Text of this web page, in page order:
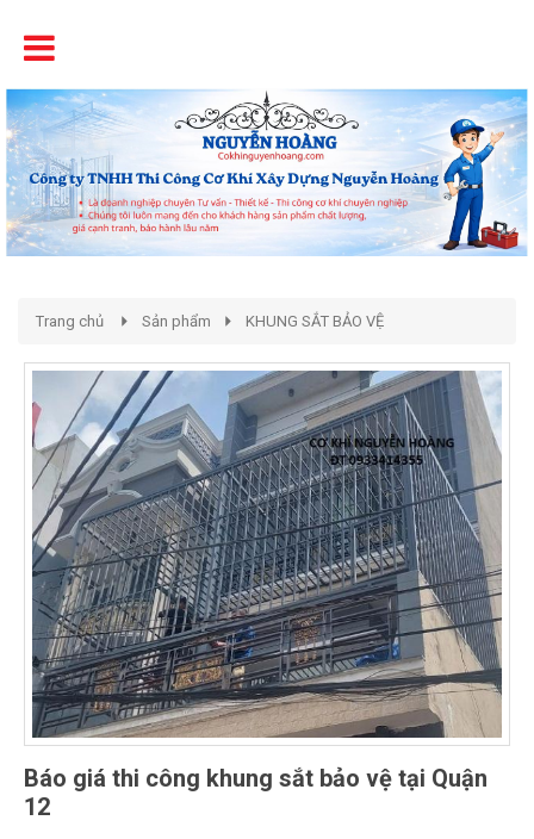
Trang chủ Sản phẩm KHUNG SẮT BẢO VỆ
Báo giá thi công khung sắt bảo vệ tại Quận
12